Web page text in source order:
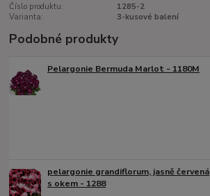
Číslo produktu:
1285-2
Varianta:
3-kusové balení
Podobné produkty
Pelargonie Bermuda Marlot - 1180M
pelargonie grandiflorum, jasně červená
s okem - 1288